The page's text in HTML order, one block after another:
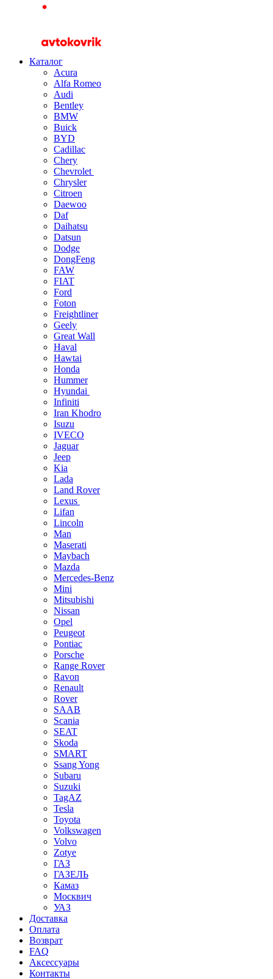
Каталог
Acura
Alfa Romeo
Audi
Bentley
BMW
Buick
BYD
Cadillac
Chery
Chevrolet
Chrysler
Citroen
Daewoo
Daf
Daihatsu
Datsun
Dodge
DongFeng
FAW
FIAT
Ford
Foton
Freightliner
Geely
Great Wall
Haval
Hawtai
Honda
Hummer
Hyundai
Infiniti
Iran Khodro
Isuzu
IVECO
Jaguar
Jeep
Kia
Lada
Land Rover
Lexus
Lifan
Lincoln
Man
Maserati
Maybach
Mazda
Mercedes-Benz
Mini
Mitsubishi
Nissan
Opel
Peugeot
Pontiac
Porsche
Range Rover
Ravon
Renault
Rover
SAAB
Scania
SEAT
Skoda
SMART
Ssang Yong
Subaru
Suzuki
TagAZ
Tesla
Toyota
Volkswagen
Volvo
Zotye
ГАЗ
ГАЗЕЛЬ
Камаз
Москвич
УАЗ
Доставка
Оплата
Возврат
FAQ
Аксессуары
Контакты